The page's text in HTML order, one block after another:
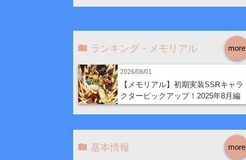
more
ランキング・メモリアル
2026/08/01
【メモリアル】初期実装SSRキャラ
クターピックアップ！2025年8月編
more
基本情報